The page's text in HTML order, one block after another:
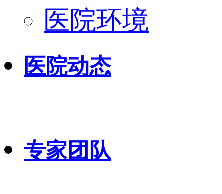
医院环境
医院动态
专家团队